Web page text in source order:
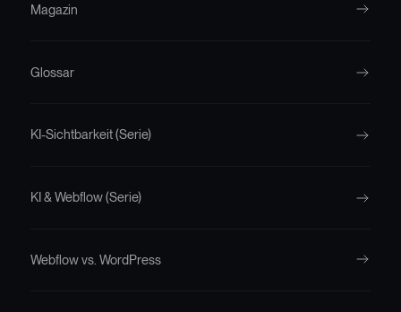
Magazin
Glossar
KI-Sichtbarkeit (Serie)
KI & Webflow (Serie)
Webflow vs. WordPress